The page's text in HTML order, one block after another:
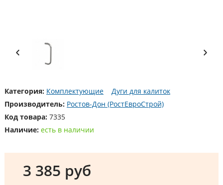
Категория: Комплектующие
Дуги для калиток
Производитель: Ростов-Дон (РостЕвроСтрой)
Код товара: 7335
Наличие: есть в наличии
3 385 руб